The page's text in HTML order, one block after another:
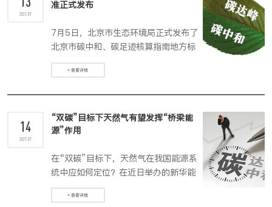
750亿立方米。《报告》表示，在没有
况下，未来几年天然气需求将实现增
长，预计2021年全球天然气需求将反弹
3.6%
2021.07
准正式发布
7月5日，北京市生态环境局正式发布了
北京市碳中和、碳足迹核算指南地方标
准，新标准将于2021年10月1日起实
施。+ 查看详情
14
2021.07
“双碳”目标下天然气有望发挥“桥梁能
源”作用
在“双碳”目标下，天然气在我国能源系
统中应如何定位？在近日举办的新华能
源沙龙活动上，专家认为，我国能源体
系转型应从“高碳时代”过渡到“低碳+零
+ 查看详情